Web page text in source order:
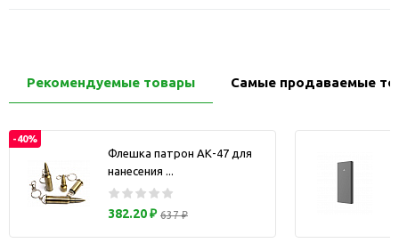
Рекомендуемые товары Самые продаваемые
-40%
Флешка патрон АК-47 для
нанесения ...
382.20 ₽ 637 ₽